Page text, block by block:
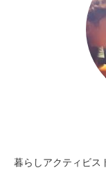
暮らしアクティビ